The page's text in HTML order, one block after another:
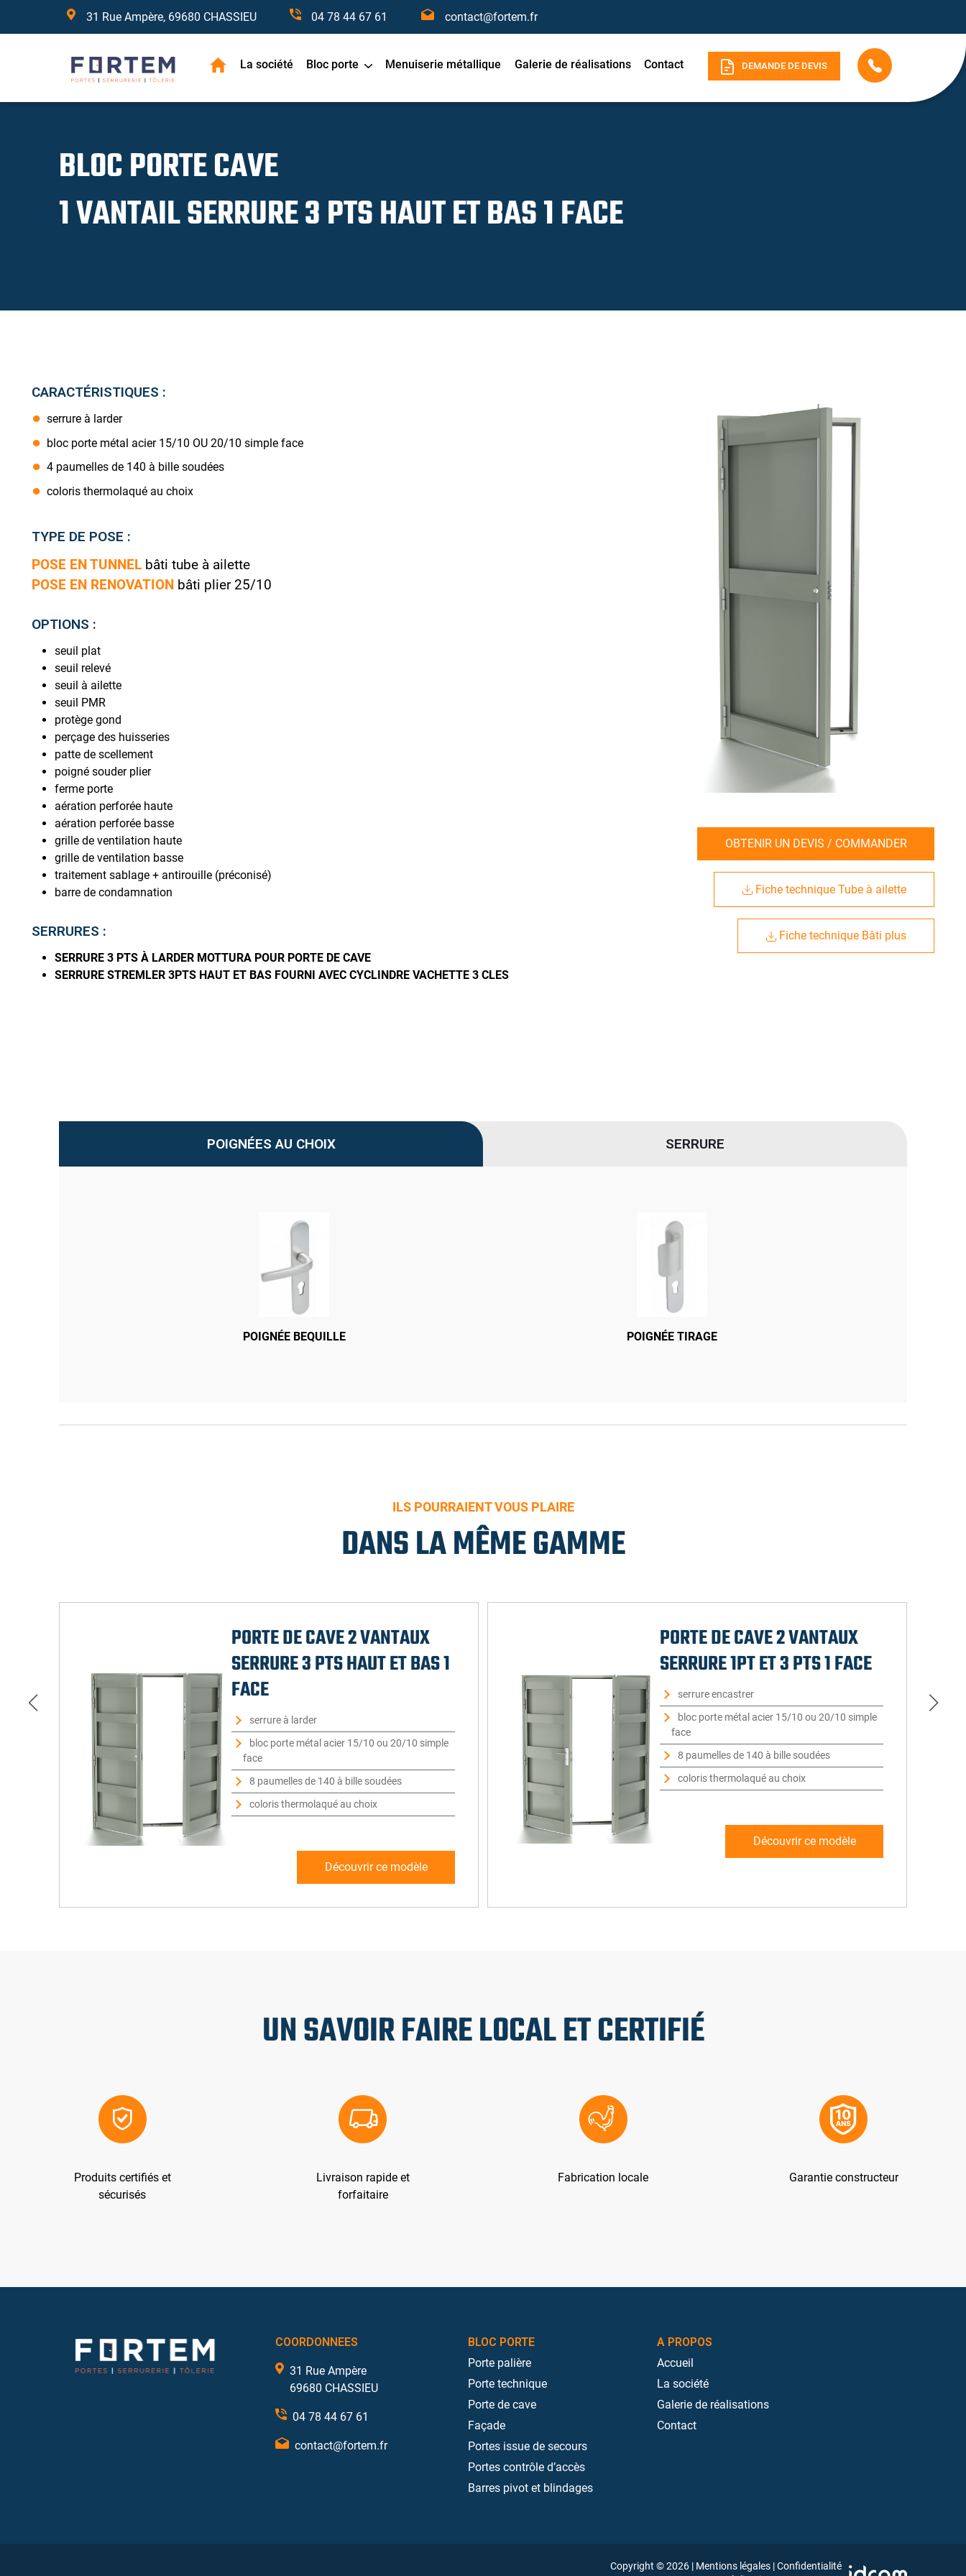
31 Rue Ampère, 69680 CHASSIEU 04 78 44 67 61 contact@fortem.fr
La société Bloc porte Menuiserie métallique Galerie de réalisations Contact DEMANDE DE DEVIS
BLOC PORTE CAVE
1 VANTAIL SERRURE 3 PTS HAUT ET BAS 1 FACE
CARACTÉRISTIQUES :
serrure à larder
bloc porte métal acier 15/10 OU 20/10 simple face
4 paumelles de 140 à bille soudées
coloris thermolaqué au choix
TYPE DE POSE :
POSE EN TUNNEL bâti tube à ailette
POSE EN RENOVATION bâti plier 25/10
OPTIONS :
seuil plat
seuil relevé
seuil à ailette
seuil PMR
protège gond
perçage des huisseries
patte de scellement
poigné souder plier
ferme porte
aération perforée haute
aération perforée basse
grille de ventilation haute
grille de ventilation basse
traitement sablage + antirouille (préconisé)
barre de condamnation
SERRURES :
SERRURE 3 PTS À LARDER MOTTURA POUR PORTE DE CAVE
SERRURE STREMLER 3PTS HAUT ET BAS FOURNI AVEC CYCLINDRE VACHETTE 3 CLES
OBTENIR UN DEVIS / COMMANDER
Fiche technique Tube à ailette
Fiche technique Bâti plus
POIGNÉES AU CHOIX
POIGNÉE BEQUILLE POIGNÉE TIRAGE
SERRURE
SERRURE 3 PTS À LARDER MOTTURA POUR PORTE DE CAVE SERRURE STREMLER 3PTS HAUT ET BASFOURNI AVEC CYCLINDRE
ILS POURRAIENT VOUS PLAIRE
DANS LA MÊME GAMME
PORTE DE CAVE 2 VANTAUX
SERRURE 3 PTS HAUT ET BAS 1
FACE
serrure à larder
bloc porte métal acier 15/10 ou 20/10 simple
face
8 paumelles de 140 à bille soudées
coloris thermolaqué au choix
Découvrir ce modèle
PORTE DE CAVE 2 VANTAUX
SERRURE 1PT ET 3 PTS 1 FACE
serrure encastrer
bloc porte métal acier 15/10 ou 20/10 simple
face
8 paumelles de 140 à bille soudées
coloris thermolaqué au choix
Découvrir ce modèle
UN SAVOIR FAIRE LOCAL ET CERTIFIÉ
Produits certifiés et
sécurisés
Livraison rapide et
forfaitaire
Fabrication locale Garantie constructeur
COORDONNEES
31 Rue Ampère
69680 CHASSIEU
04 78 44 67 61
contact@fortem.fr
BLOC PORTE
Porte palière
Porte technique
Porte de cave
Façade
Portes issue de secours
Portes contrôle d’accès
Barres pivot et blindages
A PROPOS
Accueil
La société
Galerie de réalisations
Contact
Copyright © 2026 | Mentions légales |Confidentialité